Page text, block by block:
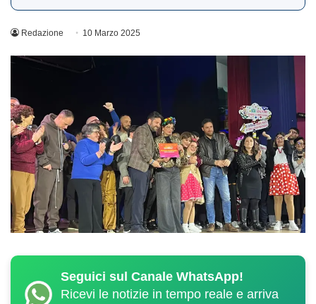
Redazione 10 Marzo 2025
Seguici sul Canale WhatsApp!
Ricevi le notizie in tempo reale e arriva